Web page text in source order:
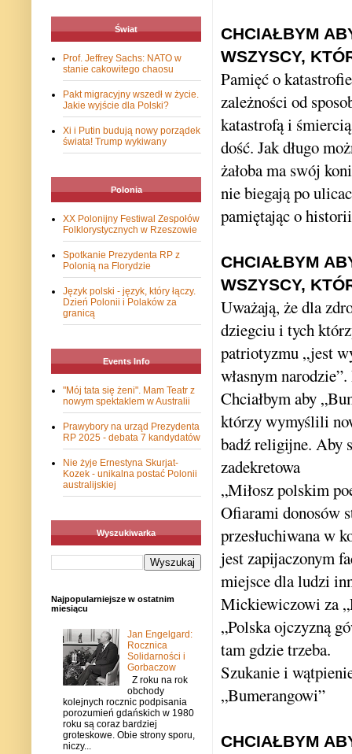
CHCIAŁBYM
WSZYSCY,
Pamięć o
zależności od
katastrofą i
dość. Jak długo
żałoba ma swój
nie biegają po
pamiętając o
CHCIAŁBYM
WSZYSCY,
Uważają, że dla
dziegciu i tych
patriotyzmu „jest
własnym
Chciałbym aby
którzy wymyślili
badź religijne. Aby
zadekretowa
„Miłosz polskim
Ofiarami donosów
przesłuchiwana w
jest zapijaczonym
miejsce dla ludzi
Mickiewiczowi za
„Polska ojczyzną
tam gdzie trzeba.
Szukanie i
„Bumerangowi”
CHCIAŁBYM
Świat
Prof. Jeffrey Sachs: NATO w
stanie cakowitego chaosu
Pakt migracyjny wszedł w życie.
Jakie wyjście dla Polski?
Xi i Putin budują nowy porządek
świata! Trump wykiwany
Polonia
XX Polonijny Festiwal Zespołów
Folklorystycznych w Rzeszowie
Spotkanie Prezydenta RP z
Polonią na Florydzie
Język polski - język, który łączy.
Dzień Polonii i Polaków za
granicą
Events Info
"Mój tata się żeni". Mam Teatr z
nowym spektaklem w Australii
Prawybory na urząd Prezydenta
RP 2025 - debata 7 kandydatów
Nie żyje Ernestyna Skurjat-
Kozek - unikalna postać Polonii
australijskiej
Wyszukiwarka
Najpopularniejsze w ostatnim
miesiącu
Jan Engelgard:
Rocznica
Solidarności i
Gorbaczow
Z roku na rok
obchody
kolejnych rocznic podpisania
porozumień gdańskich w 1980
roku są coraz bardziej
groteskowe. Obie strony sporu,
niczy...